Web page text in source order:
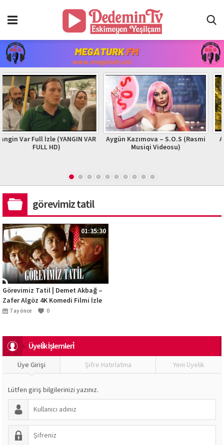
Aygün Kazımova – S.O.S (Rəsmi
Musiqi Videosu)
Adam | Zhurek | Official Video
2023 #adam #zhurek
görevimiz tatil
01:35:30
Görevimiz Tatil | Demet Akbağ –
Zafer Algöz 4K Komedi Filmi İzle
7 ay önce 0
Üyeli̇k İşlemleri̇
Üye Girişi Şifre Hatırlatma Yeni Üyelik
Lütfen giriş bilgilerinizi yazınız.